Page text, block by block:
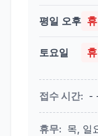
평일 오후
토요일
접수 시간: -
휴무: 목, 일